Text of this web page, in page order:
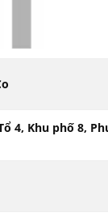
4, Khu phố 8,